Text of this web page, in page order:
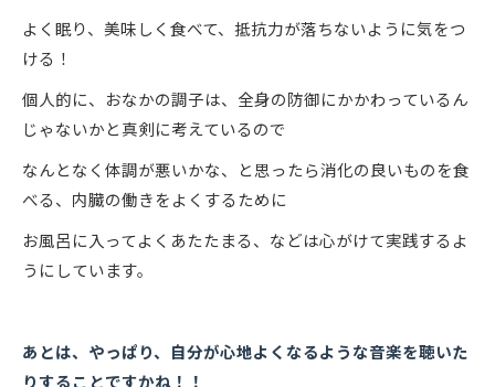
よく眠り、美味しく食べて、抵抗力が落ちないように気をつ
ける！
個人的に、おなかの調子は、全身の防御にかかわっているん
じゃないかと真剣に考えているので
なんとなく体調が悪いかな、と思ったら消化の良いものを食
べる、内臓の働きをよくするために
お風呂に入ってよくあたたまる、などは心がけて実践するよ
うにしています。
あとは、やっぱり、自分が心地よくなるような音楽を聴いた
りすることですかね！！